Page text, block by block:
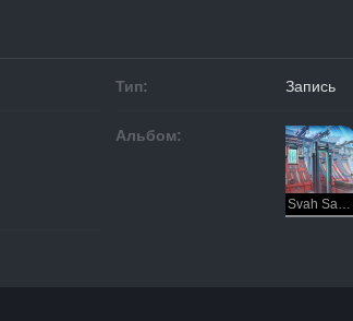
Тип: Запись
Альбом: